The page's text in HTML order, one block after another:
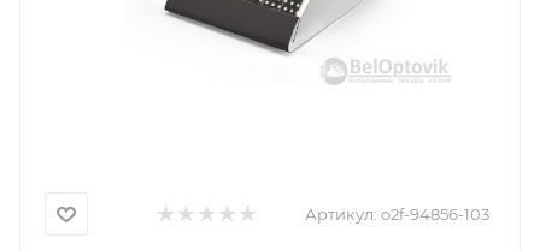
Артикул: o2f-94856-103